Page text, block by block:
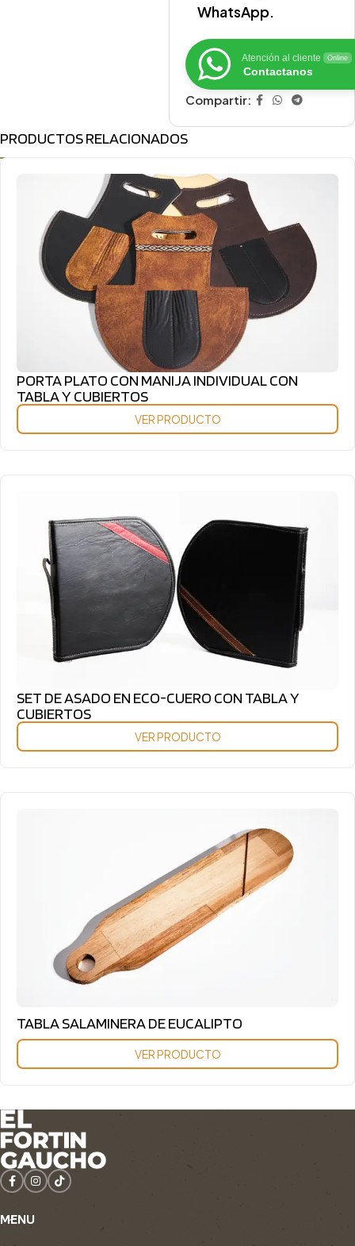
WhatsApp.
Atención al cliente Online
Contactanos
Compartir:
PRODUCTOS RELACIONADOS
PORTA PLATO CON MANIJA INDIVIDUAL CON
TABLA Y CUBIERTOS
VER PRODUCTO
SET DE ASADO EN ECO-CUERO CON TABLA Y
CUBIERTOS
VER PRODUCTO
TABLA SALAMINERA DE EUCALIPTO
VER PRODUCTO
MENU